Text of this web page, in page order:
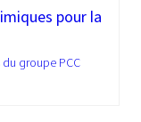
pour la
groupe PCC